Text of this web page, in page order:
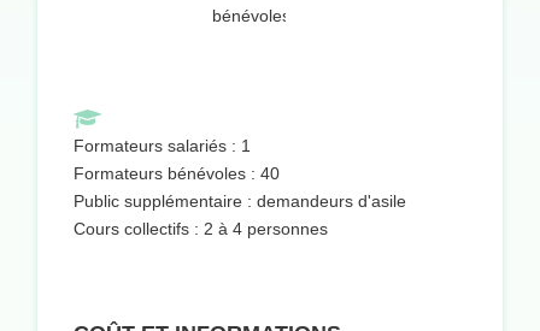
bénévoles
Formateurs salariés : 1
Formateurs bénévoles : 40
Public supplémentaire : demandeurs d'asile
Cours collectifs : 2 à 4 personnes